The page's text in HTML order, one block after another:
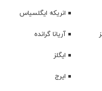
انریکه ایگلسیاس
آریانا گرانده
ایگلز
ایرج